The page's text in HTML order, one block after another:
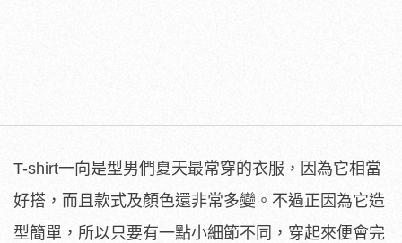
T-shirt一向是型男們夏天最常穿的衣服，因為它相當
好搭，而且款式及顏色還非常多變。不過正因為它造
型簡單，所以只要有一點小細節不同，穿起來便會完